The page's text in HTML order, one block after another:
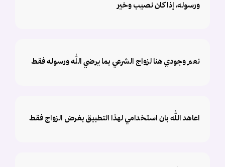
ورسوله، إذا كان نصيب وخير
نعم وجودي هنا لزواج الشرعي بما يرضي الله ورسوله فقط
اعاهد الله بان استخدامي لهذا التطبيق بغرض الزواج فقط